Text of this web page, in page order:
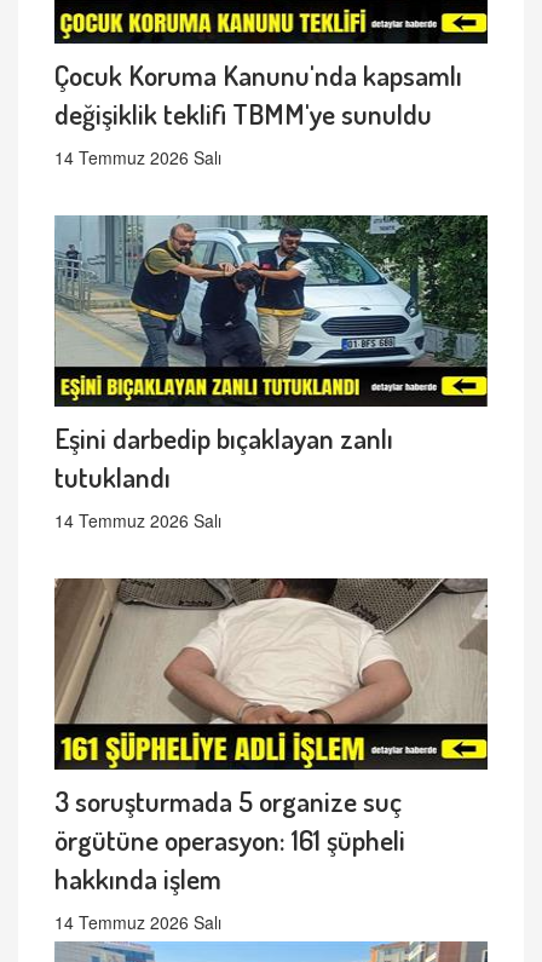
Çocuk Koruma Kanunu'nda kapsamlı
değişiklik teklifi TBMM'ye sunuldu
14 Temmuz 2026 Salı
Eşini darbedip bıçaklayan zanlı
tutuklandı
14 Temmuz 2026 Salı
3 soruşturmada 5 organize suç
örgütüne operasyon: 161 şüpheli
hakkında işlem
14 Temmuz 2026 Salı